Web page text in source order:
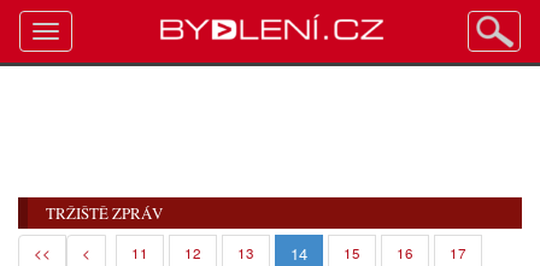
TRŽIŠTĚ ZPRÁV
<< < 11 12 13 14 15 16
17
Toggle
navigation